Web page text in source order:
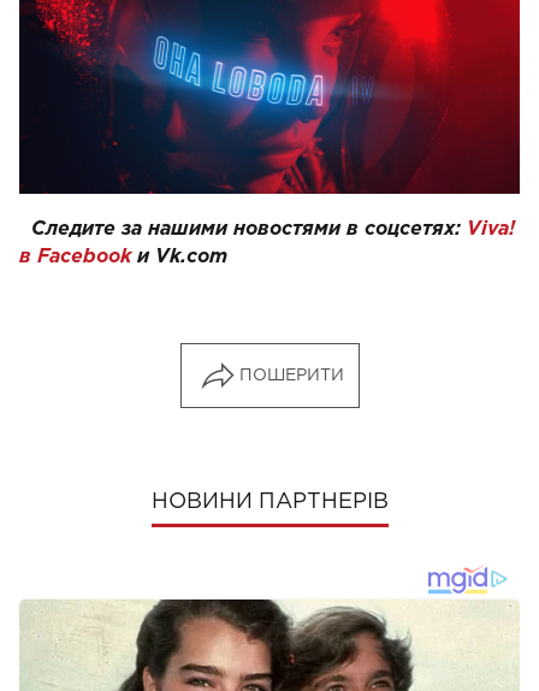
Следите за нашими новостями в соцсетях: Viva!
в Facebookи Vk.com
ПОШЕРИТИ
НОВИНИ ПАРТНЕРІВ